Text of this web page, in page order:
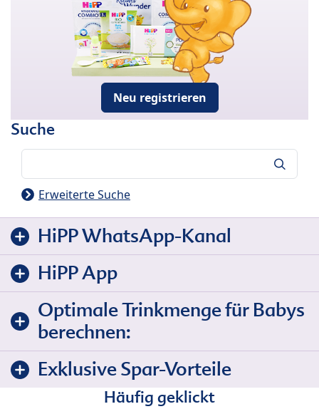
Neu registrieren
Suche
Erweiterte Suche
HiPP WhatsApp-Kanal
HiPP App
Optimale Trinkmenge für Babys
berechnen:
Exklusive Spar-Vorteile
Häufig geklickt